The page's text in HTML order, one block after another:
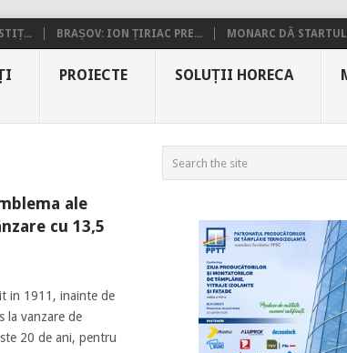
BRAȘOV: ION ȚIRIAC PRE... MONARC DĂ
PROIECTE SOLUȚII HORECA
ale
cu 13,5
in 1911, inainte de
la vanzare de
20 de ani, pentru